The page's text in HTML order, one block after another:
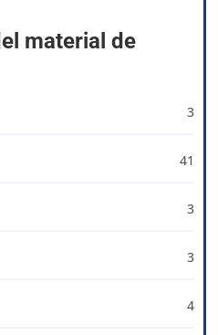
material de
3
41
3
3
4